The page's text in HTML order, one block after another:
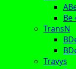
Be
TransN
Travys